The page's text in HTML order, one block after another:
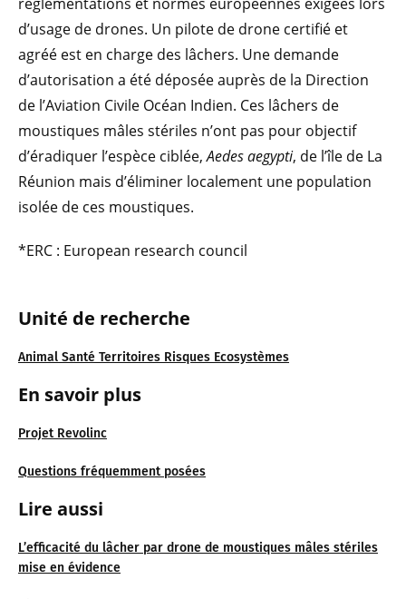
Unité de recherche
Animal Santé Territoires Risques Ecosystèmes
En savoir plus
Projet Revolinc
Questions fréquemment posées
Lire aussi
L’efficacité du lâcher par drone de moustiques mâles stériles
mise en évidence
d’usage de drones. Un pilote de drone certifié et
agréé est en charge des lâchers. Une demande
d’autorisation a été déposée auprès de la Direction
de l’Aviation Civile Océan Indien. Ces lâchers de
moustiques mâles stériles n’ont pas pour objectif
d’éradiquer l’espèce ciblée,Aedes aegypti, de l’île de La
Réunion mais d’éliminer localement une population
isolée de ces moustiques.
*ERC : European research council